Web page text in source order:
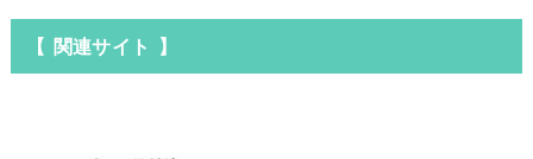
【 関連サイト 】